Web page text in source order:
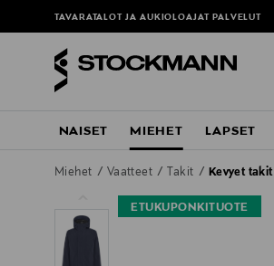
TAVARATALOT JA AUKIOLOAJAT PALVELUT
NAISET MIEHET LAPSET
Miehet Vaatteet Takit Kevyet takit
ETUKUPONKITUOTE